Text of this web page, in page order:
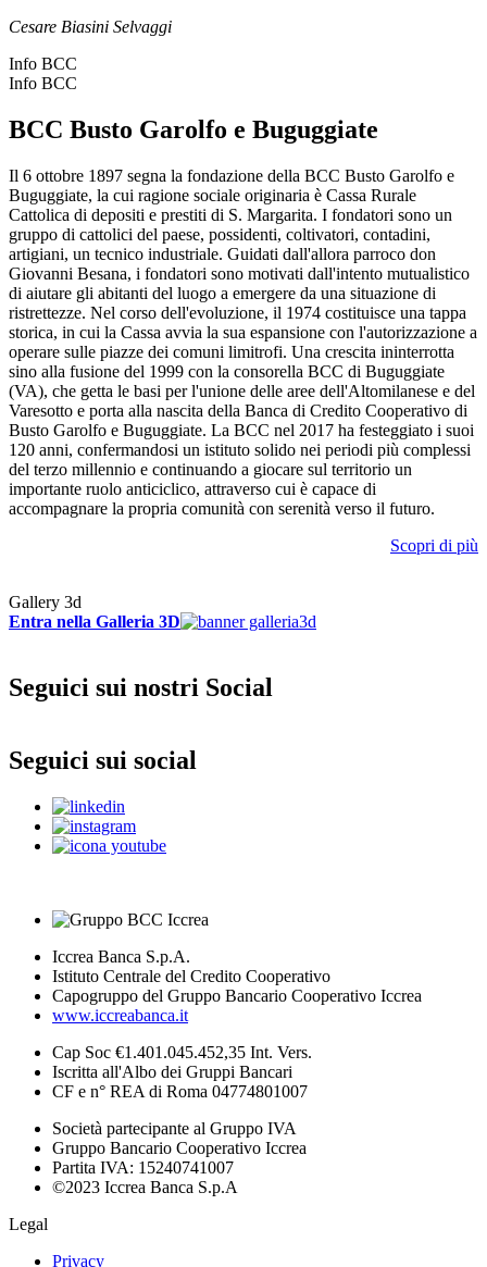
Cesare Biasini Selvaggi
Info BCC
Info BCC
BCC Busto Garolfo e Buguggiate
Il 6 ottobre 1897 segna la fondazione della BCC Busto Garolfo e
Buguggiate, la cui ragione sociale originaria è Cassa Rurale
Cattolica di depositi e prestiti di S. Margarita. I fondatori sono un
gruppo di cattolici del paese, possidenti, coltivatori, contadini,
artigiani, un tecnico industriale. Guidati dall'allora parroco don
Giovanni Besana, i fondatori sono motivati dall'intento mutualistico
di aiutare gli abitanti del luogo a emergere da una situazione di
ristrettezze. Nel corso dell'evoluzione, il 1974 costituisce una tappa
storica, in cui la Cassa avvia la sua espansione con l'autorizzazione a
operare sulle piazze dei comuni limitrofi. Una crescita ininterrotta
sino alla fusione del 1999 con la consorella BCC di Buguggiate
(VA), che getta le basi per l'unione delle aree dell'Altomilanese e del
Varesotto e porta alla nascita della Banca di Credito Cooperativo di
Busto Garolfo e Buguggiate. La BCC nel 2017 ha festeggiato i suoi
120 anni, confermandosi un istituto solido nei periodi più complessi
del terzo millennio e continuando a giocare sul territorio un
importante ruolo anticiclico, attraverso cui è capace di
accompagnare la propria comunità con serenità verso il futuro.
Scopri di più
Gallery 3d
Entra nella Galleria 3D
Seguici sui nostri Social
Seguici sui social
Iccrea Banca S.p.A.
Istituto Centrale del Credito Cooperativo
Capogruppo del Gruppo Bancario Cooperativo Iccrea
www.iccreabanca.it
Cap Soc €1.401.045.452,35 Int. Vers.
Iscritta all'Albo dei Gruppi Bancari
CF e n° REA di Roma 04774801007
Società partecipante al Gruppo IVA
Gruppo Bancario Cooperativo Iccrea
Partita IVA: 15240741007
©2023 Iccrea Banca S.p.A
Legal
Privacy